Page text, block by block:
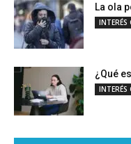
La ola
INTERÉS
¿Qué
INTERÉS